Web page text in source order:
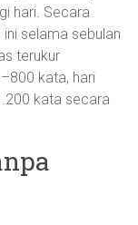
hari. Secara
selama sebulan
terukur
kata, hari
kata secara